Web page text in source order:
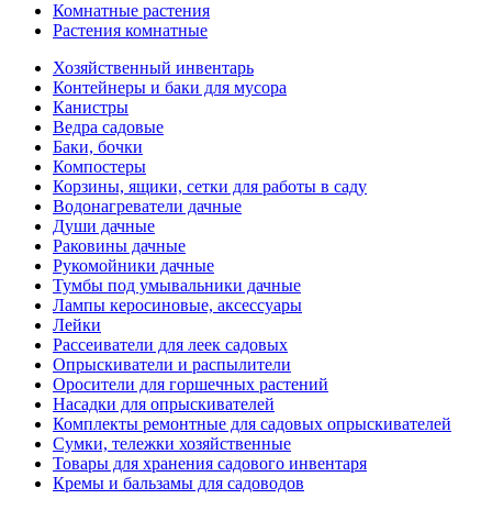
Комнатные растения
Растения комнатные
Хозяйственный инвентарь
Контейнеры и баки для мусора
Канистры
Ведра садовые
Баки, бочки
Компостеры
Корзины, ящики, сетки для работы в саду
Водонагреватели дачные
Души дачные
Раковины дачные
Рукомойники дачные
Тумбы под умывальники дачные
Лампы керосиновые, аксессуары
Лейки
Рассеиватели для леек садовых
Опрыскиватели и распылители
Оросители для горшечных растений
Насадки для опрыскивателей
Комплекты ремонтные для садовых опрыскивателей
Сумки, тележки хозяйственные
Товары для хранения садового инвентаря
Кремы и бальзамы для садоводов